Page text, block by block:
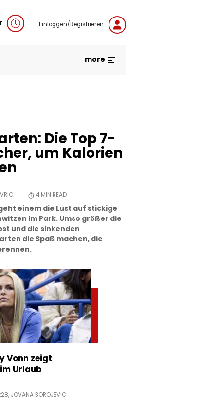
Einloggen/Registrieren
more
Die Top 7-
um Kalorien
4 MIN READ
einem die Lust auf stickige
im Park. Umso größer die
und die sinkenden
die Spaß machen, die
Vonn zeigt
Urlaub
JOVANA BOROJEVIC